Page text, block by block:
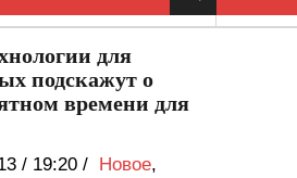
для
подскажут о
времени для
/ 19:20 / Новое,